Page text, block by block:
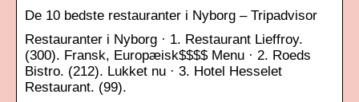
De 10 bedste restauranter i Nyborg – Tripadvisor
Restauranter i Nyborg‎ · 1. Restaurant Lieffroy.
(300). Fransk, Europæisk$$$$ Menu · 2. Roeds
Bistro. (212). Lukket nu · 3. Hotel Hesselet
Restaurant. (99).